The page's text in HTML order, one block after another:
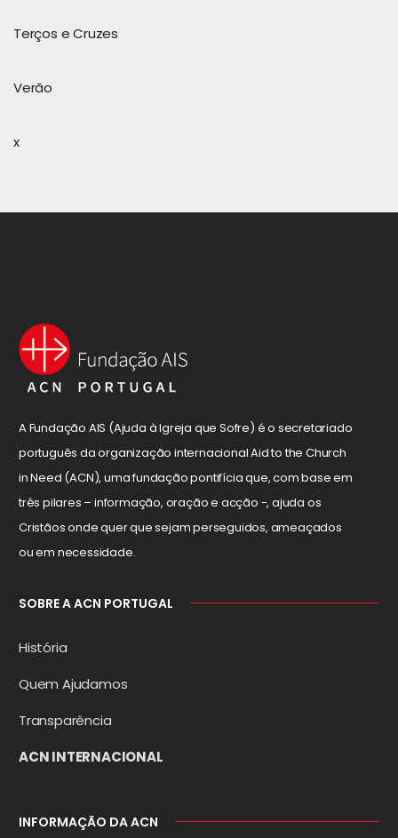
Terços e Cruzes
Verão
x
A Fundação AIS (Ajuda à Igreja que Sofre) é o secretariado
português da organização internacional Aid to the Church
in Need (ACN), uma fundação pontifícia que, com base em
três pilares – informação, oração e acção -, ajuda os
Cristãos onde quer que sejam perseguidos, ameaçados
ou em necessidade.
SOBRE A ACN PORTUGAL
História
Quem Ajudamos
Transparência
ACN INTERNACIONAL
INFORMAÇÃO DA ACN